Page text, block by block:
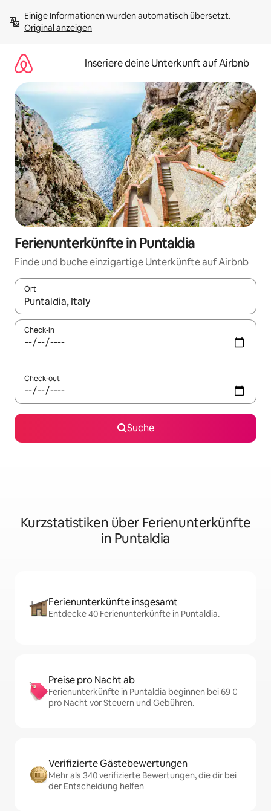
Inhalten
springenOriginal anzeigen
Inseriere deine Unterkunft auf Airbnb
Ferienunterkünfte in Puntaldia
Finde und buche einzigartige Unterkünfte auf Airbnb
Ort
Wenn Ergebnisse verfügbar sind, navigiere mit den
Check-in
Check-out
Suche
Kurzstatistiken über Ferienunterkünfte
in Puntaldia
Ferienunterkünfte insgesamt
Entdecke 40 Ferienunterkünfte in Puntaldia.
Preise pro Nacht ab
Ferienunterkünfte in Puntaldia beginnen bei 69 €
pro Nacht vor Steuern und Gebühren.
Verifizierte Gästebewertungen
Mehr als 340 verifizierte Bewertungen, die dir bei
der Entscheidung helfen